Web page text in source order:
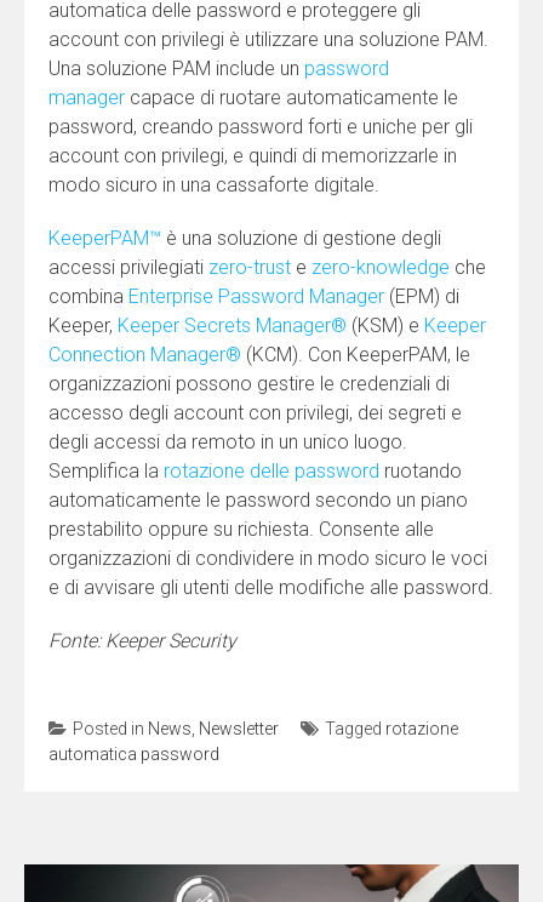
automatica delle password e proteggere gli
account con privilegi è utilizzare una soluzione PAM.
Una soluzione PAM include un password
manager capace di ruotare automaticamente le
password, creando password forti e uniche per gli
account con privilegi, e quindi di memorizzarle in
modo sicuro in una cassaforte digitale.
KeeperPAM™ è una soluzione di gestione degli
accessi privilegiati zero-trust e zero-knowledge che
combina Enterprise Password Manager (EPM) di
Keeper, Keeper Secrets Manager® (KSM) e Keeper
Connection Manager® (KCM). Con KeeperPAM, le
organizzazioni possono gestire le credenziali di
accesso degli account con privilegi, dei segreti e
degli accessi da remoto in un unico luogo.
Semplifica la rotazione delle password ruotando
automaticamente le password secondo un piano
prestabilito oppure su richiesta. Consente alle
organizzazioni di condividere in modo sicuro le voci
e di avvisare gli utenti delle modifiche alle password.
Fonte: Keeper Security
Posted in News, Newsletter Tagged rotazione
automatica password